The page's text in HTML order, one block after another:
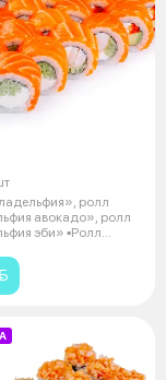
ролл
авокадо», ролл
эби» ▪️Ролл